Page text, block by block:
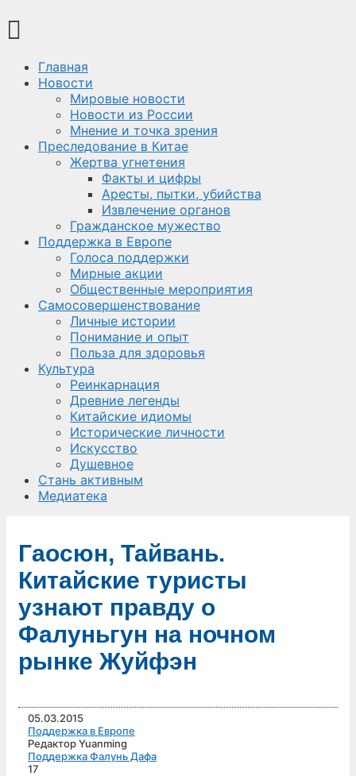
Главная
Новости
Мировые новости
Новости из России
Мнение и точка зрения
Преследование в Китае
Жертва угнетения
Факты и цифры
Аресты, пытки, убийства
Извлечение органов
Гражданское мужество
Поддержка в Европе
Голоса поддержки
Мирные акции
Общественные мероприятия
Самосовершенствование
Личные истории
Понимание и опыт
Польза для здоровья
Культура
Реинкарнация
Древние легенды
Китайские идиомы
Исторические личности
Искусство
Душевное
Стань активным
Медиатека
Гаосюн, Тайвань.
Китайские туристы
узнают правду о
Фалуньгун на ночном
рынке Жуйфэн
05.03.2015
Поддержка в Европе
Редактор Yuanming
Поддержка Фалунь Дафа
17